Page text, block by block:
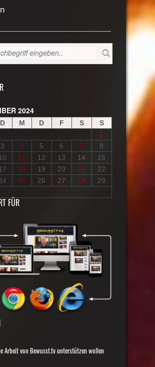
2024
D M D F S
S
1
3 4 5 6 7
8
11 12 13 14
15
18 19 20 21
22
25 26 27 28
29
FÜR
Arbeit von Bewusst.tv unterstützen wollen